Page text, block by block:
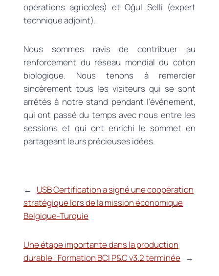
opérations agricoles) et Oğul Selli (expert
technique adjoint).
Nous sommes ravis de contribuer au
renforcement du réseau mondial du coton
biologique. Nous tenons à remercier
sincèrement tous les visiteurs qui se sont
arrêtés à notre stand pendant l’événement,
qui ont passé du temps avec nous entre les
sessions et qui ont enrichi le sommet en
partageant leurs précieuses idées.
←
USB Certification a signé une coopération
stratégique lors de la mission économique
Belgique-Turquie
Une étape importante dans la production
durable : Formation BCI P&C v3.2 terminée
→